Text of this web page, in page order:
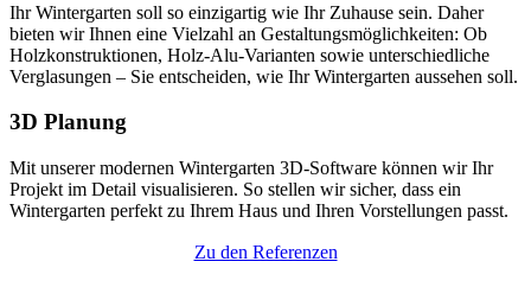
Ihr Wintergarten soll so einzigartig wie Ihr Zuhause sein. Daher
bieten wir Ihnen eine Vielzahl an Gestaltungsmöglichkeiten: Ob
Holzkonstruktionen, Holz-Alu-Varianten sowie unterschiedliche
Verglasungen – Sie entscheiden, wie Ihr Wintergarten aussehen soll.
3D Planung
Mit unserer modernen Wintergarten 3D-Software können wir Ihr
Projekt im Detail visualisieren. So stellen wir sicher, dass ein
Wintergarten perfekt zu Ihrem Haus und Ihren Vorstellungen passt.
Zu den Referenzen